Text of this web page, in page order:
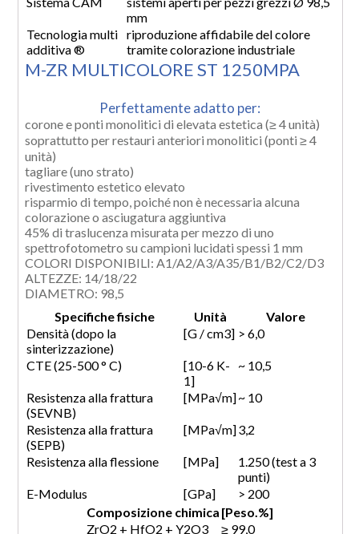
mm
Tecnologia multi
additiva®
riproduzione affidabile del colore
tramite colorazione industriale
M-ZR MULTICOLORE ST 1250MPA
Perfettamente adatto per:
corone e ponti monolitici di elevata estetica (≥ 4 unità)
soprattutto per restauri anteriori monolitici (ponti ≥ 4
unità)
tagliare (uno strato)
rivestimento estetico elevato
risparmio di tempo, poiché non è necessaria alcuna
colorazione o asciugatura aggiuntiva
45% di traslucenza misurata per mezzo di uno
spettrofotometro su campioni lucidati spessi 1 mm
COLORI DISPONIBILI: A1/A2/A3/A35/B1/B2/C2/D3
ALTEZZE: 14/18/22
DIAMETRO: 98,5
Specifiche fisiche
Unità
Valore
Densità (dopo la
sinterizzazione)
[G / cm3] > 6,0
CTE (25-500 ° C)
[10-6 K-
1]
~ 10,5
Resistenza alla frattura
(SEVNB)
[MPa√m]~ 10
Resistenza alla frattura
(SEPB)
[MPa√m]3,2
Resistenza alla flessione [MPa]
1.250 (test a 3
punti)
E-Modulus
[GPa]
> 200
Composizione chimica [Peso.%]
ZrO2 + HfO2 + Y2O3
≥ 99,0